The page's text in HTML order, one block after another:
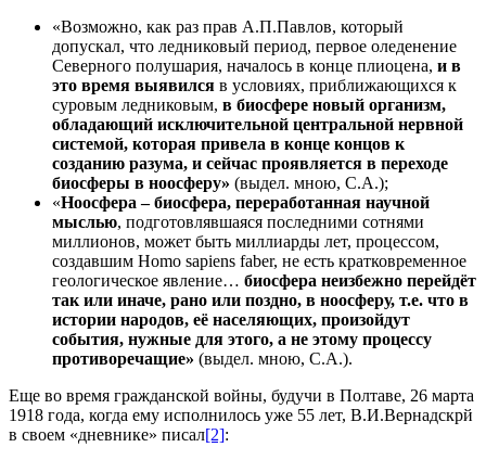
«Возможно, как раз прав А.П.Павлов, который
допускал, что ледниковый период, первое оледенение
Северного полушария, началось в конце плиоцена, и в
это время выявился в условиях, приближающихся к
суровым ледниковым, в биосфере новый организм,
обладающий исключительной центральной нервной
системой, которая привела в конце концов к
созданию разума, и сейчас проявляется в переходе
биосферы в ноосферу» (выдел. мною, С.А.);
«Ноосфера – биосфера, переработанная научной
мыслью, подготовлявшаяся последними сотнями
миллионов, может быть миллиарды лет, процессом,
создавшим Homo sapiens faber, не есть кратковременное
геологическое явление… биосфера неизбежно перейдёт
так или иначе, рано или поздно, в ноосферу, т.е. что в
истории народов, её населяющих, произойдут
события, нужные для этого, а не этому процессу
противоречащие» (выдел. мною, С.А.).
Еще во время гражданской войны, будучи в Полтаве, 26 марта
1918 года, когда ему исполнилось уже 55 лет, В.И.Вернадскрй
в своем «дневнике» писал[2]: